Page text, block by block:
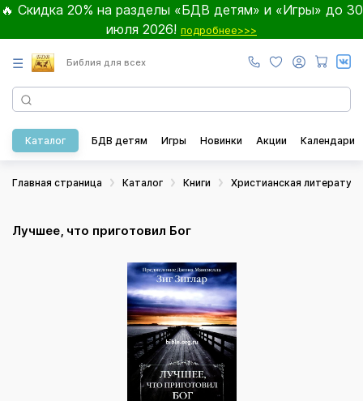
🔥 Скидка 20% на разделы «БДВ детям» и «Игры» до 30
июля 2026! подробнее>>>
☰ Библия для всех
Каталог БДВ детям Игры Новинки Акции Календари
Главная страница Каталог Книги Христианская литература
Лучшее, что приготовил Бог